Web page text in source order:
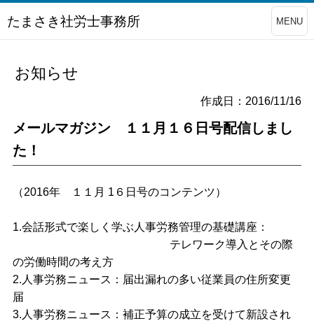
たまさき社労士事務所 MENU
お知らせ
作成日：2016/11/16
メールマガジン １１月１６日号配信しまし
た！
（2016年 １１月 1６日号のコンテンツ）
1.会話形式で楽しく学ぶ人事労務管理の基礎講座：
テレワーク導入とその際
の労働時間の考え方
2.人事労務ニュース：届出漏れの多い従業員の住所変更
届
3.人事労務ニュース：補正予算の成立を受けて新設され